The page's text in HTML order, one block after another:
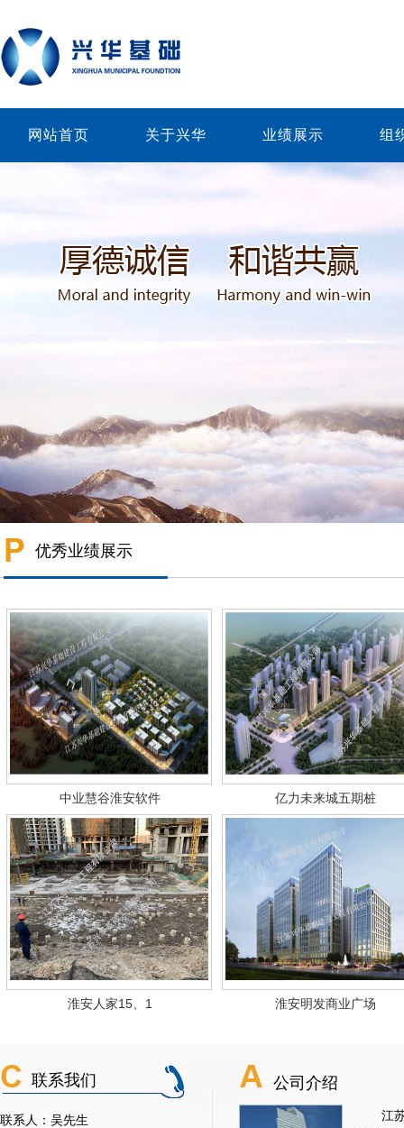
网站首页 关于兴华 业绩展示 组
优秀业绩展示
中业慧谷淮安软件 亿力未来城五期桩
淮安人家15、1 淮安明发商业广场
联系我们
联系人：吴先生
公司介绍
江苏